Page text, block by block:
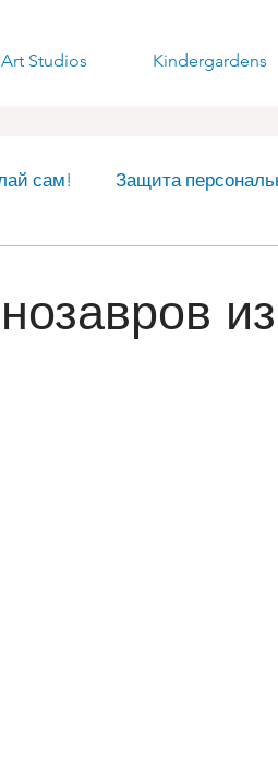
Art Studios Kindergardens
сам! Защита
из